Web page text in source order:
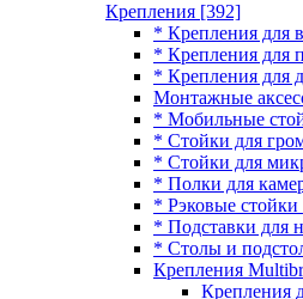
Крепления [392]
* Крепления для
* Крепления для
* Крепления для
Монтажные
* Мобильные
* Стойки для
* Стойки для
* Полки для
* Рэковые стойки
* Подставки для
* Столы и
Крепления
Крепления